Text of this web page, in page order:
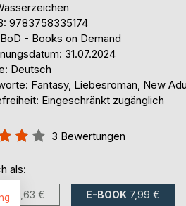
9783758335174
- Books on Demand
31.07.2024
Deutsch
Fantasy, Liebesroman, New
Eingeschränkt zugänglich
3 Bewertungen
als:
21,63 € E-BOOK 7,99 €